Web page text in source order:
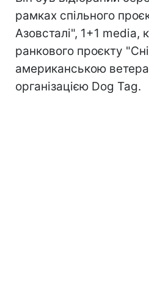
рамках спільного
Азовсталі", 1+1 media,
ранкового проєкту
американською
організацією Dog Tag.